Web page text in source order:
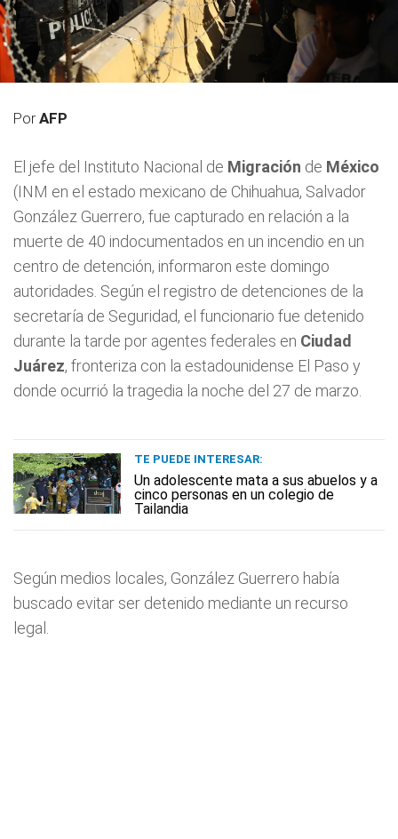
PorAFP
El jefe del Instituto Nacional de Migración de México
(INM en el estado mexicano de Chihuahua, Salvador
González Guerrero, fue capturado en relación a la
muerte de 40 indocumentados en un incendio en un
centro de detención, informaron este domingo
autoridades. Según el registro de detenciones de la
secretaría de Seguridad, el funcionario fue detenido
durante la tarde por agentes federales en Ciudad
Juárez, fronteriza con la estadounidense El Paso y
donde ocurrió la tragedia la noche del 27 de marzo.
TE PUEDE INTERESAR:
Un adolescente mata a sus abuelos y a
cinco personas en un colegio de
Tailandia
Según medios locales, González Guerrero había
buscado evitar ser detenido mediante un recurso
legal.